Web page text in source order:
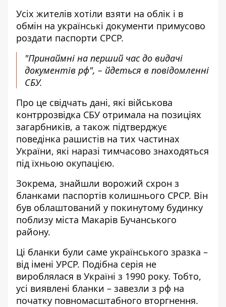
Усіх жителів хотіли взяти на облік і в
обмін на українські документи примусово
роздати паспорти СРСР.
"Принаймні на перший час до видачі
документів рф", – йдеться в повідомленні
СБУ.
Про це свідчать дані, які військова
контррозвідка СБУ отримала на позиціях
загарбників, а також підтверджує
поведінка рашистів на тих частинах
України, які наразі тимчасово знаходяться
під їхньою окупацією.
Зокрема, знайшли ворожий схрон з
бланками паспортів колишнього СРСР. Він
був облаштований у покинутому будинку
поблизу міста Макарів Бучанського
району.
Ці бланки були саме українського зразка –
від імені УРСР. Подібна серія не
вироблялася в Україні з 1990 року. Тобто,
усі виявлені бланки – завезли з рф на
початку повномасштабного вторгнення.